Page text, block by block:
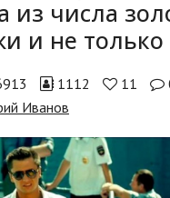
из числа
и не только
1112 11
Иванов